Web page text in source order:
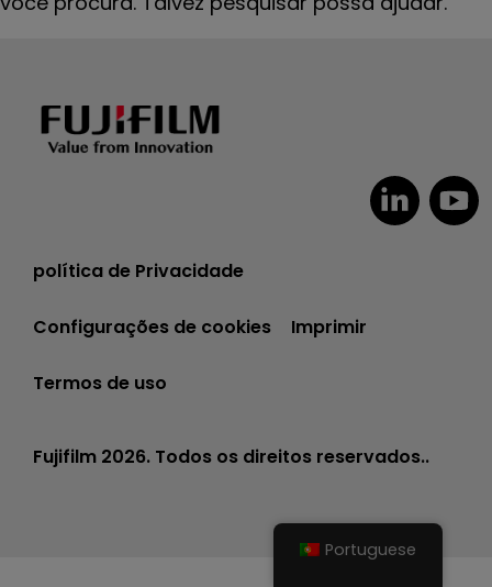
política de Privacidade
Configurações de cookies Imprimir
Termos de uso
Fujifilm 2026. Todos os direitos reservados..
Portuguese